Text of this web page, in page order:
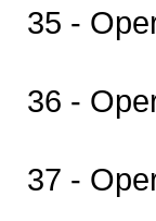
35 -
36 -
37 -